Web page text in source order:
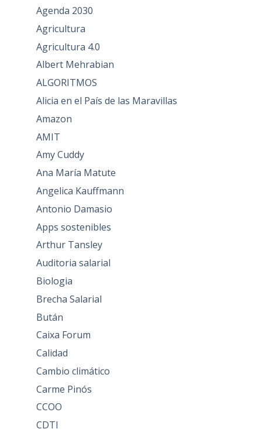
Agenda 2030
Agricultura
Agricultura 4.0
Albert Mehrabian
ALGORITMOS
Alicia en el País de las Maravillas
Amazon
AMIT
Amy Cuddy
Ana María Matute
Angelica Kauffmann
Antonio Damasio
Apps sostenibles
Arthur Tansley
Auditoria salarial
Biologia
Brecha Salarial
Bután
Caixa Forum
Calidad
Cambio climático
Carme Pinós
CCOO
CDTI